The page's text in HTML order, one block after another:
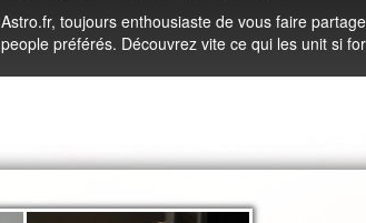
Astro.fr, toujours enthousiaste de vous faire
people préférés. Découvrez vite ce qui les unit si